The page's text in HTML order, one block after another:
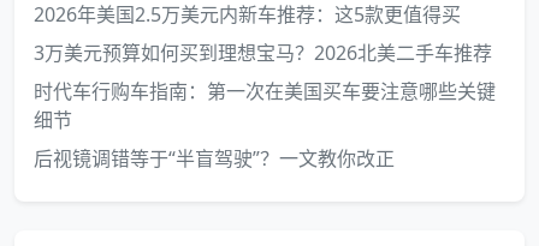
2026年美国2.5万美元内新车推荐：这5款更值得买
3万美元预算如何买到理想宝马？2026北美二手车推荐
时代车行购车指南：第一次在美国买车要注意哪些关键
细节
后视镜调错等于“半盲驾驶”？一文教你改正